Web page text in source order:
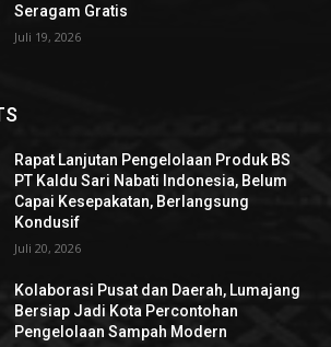
Seragam Gratis
Juli 19, 2026
Rapat Lanjutan Pengelolaan Produk BS
PT Kaldu Sari Nabati Indonesia, Belum
Capai Kesepakatan, Berlangsung
Kondusif
Juli 20, 2026
Kolaborasi Pusat dan Daerah, Lumajang
Bersiap Jadi Kota Percontohan
Pengelolaan Sampah Modern